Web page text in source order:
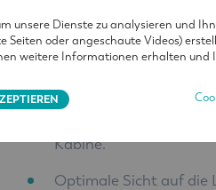
Höchste
Kabine.
Optimale Sicht auf die
unsere Dienste zu analysieren und
Seiten oder angeschaute Videos)
weitere Informationen erhalten und